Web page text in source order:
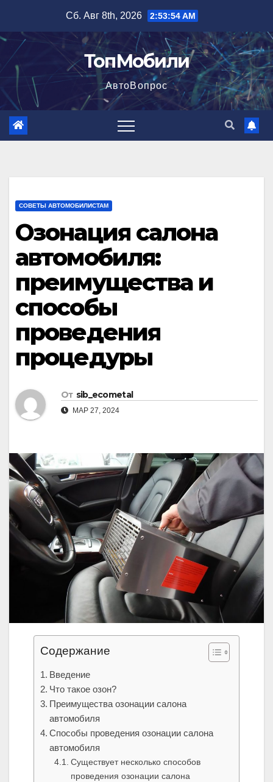
содержимому
Сб. Авг 8th, 2026 2:53:55 AM
ТопМобили
АвтоВопрос
СОВЕТЫ АВТОМОБИЛИСТАМ
Озонация салона
автомобиля:
преимущества и
способы
проведения
процедуры
От sib_ecometal
МАР 27, 2024
Содержание
Введение
Что такое озон?
Преимущества озонации салона
автомобиля
Способы проведения озонации салона
автомобиля
Существует несколько способов
проведения озонации салона